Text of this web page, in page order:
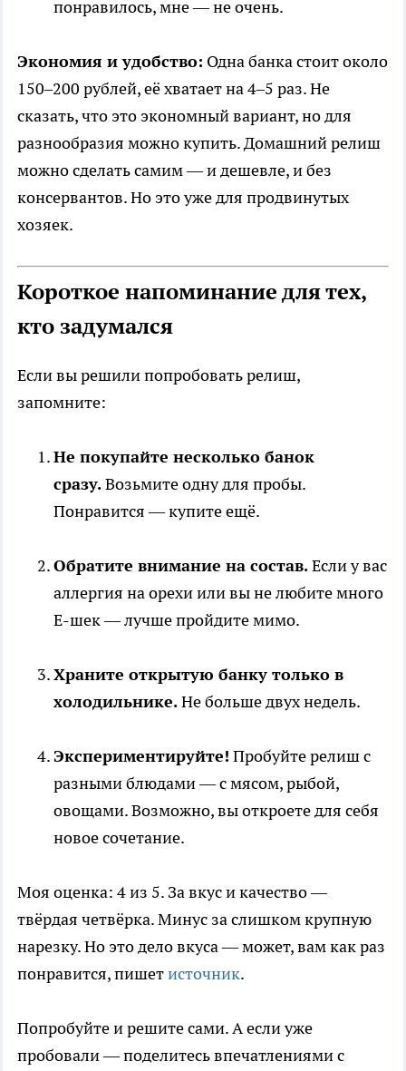
понравилось, мне — не очень.
Экономия и удобство: Одна банка стоит около
150–200 рублей, её хватает на 4–5 раз. Не
сказать, что это экономный вариант, но для
разнообразия можно купить. Домашний релиш
можно сделать самим — и дешевле, и без
консервантов. Но это уже для продвинутых
хозяек.
Короткое напоминание для тех,
кто задумался
Если вы решили попробовать релиш,
запомните:
Не покупайте несколько банок
сразу.Возьмите одну для пробы.
Понравится — купите ещё.
Обратите внимание на состав.Если у вас
аллергия на орехи или вы не любите много
Е-шек — лучше пройдите мимо.
Храните открытую банку только в
холодильнике.Не больше двух недель.
Экспериментируйте! Пробуйте релиш с
разными блюдами — с мясом, рыбой,
овощами. Возможно, вы откроете для себя
новое сочетание.
Моя оценка: 4 из 5. За вкус и качество —
твёрдая четвёрка. Минус за слишком крупную
нарезку. Но это дело вкуса — может, вам как раз
понравится, пишетисточник.
Попробуйте и решите сами. А если уже
пробовали — поделитесь впечатлениями с